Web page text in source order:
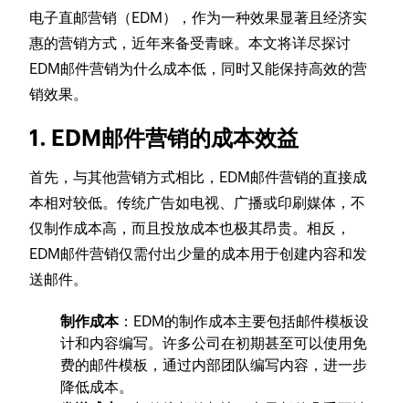
电子直邮营销（EDM），作为一种效果显著且经济实
惠的营销方式，近年来备受青睐。本文将详尽探讨
EDM邮件营销为什么成本低，同时又能保持高效的营
销效果。
1. EDM邮件营销的成本效益
首先，与其他营销方式相比，EDM邮件营销的直接成
本相对较低。传统广告如电视、广播或印刷媒体，不
仅制作成本高，而且投放成本也极其昂贵。相反，
EDM邮件营销仅需付出少量的成本用于创建内容和发
送邮件。
制作成本：EDM的制作成本主要包括邮件模板设
计和内容编写。许多公司在初期甚至可以使用免
费的邮件模板，通过内部团队编写内容，进一步
降低成本。